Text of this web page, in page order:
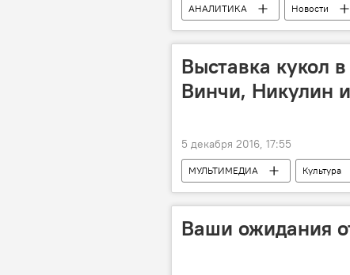
АНАЛИТИКА Новости
Государственный нефтяной фонд
Выставка кукол
Винчи, Никулин
5 декабря 2016, 17:55
МУЛЬТИМЕДИА Культура
Ваши ожидания